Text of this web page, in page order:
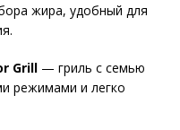
жира, удобный для
Grill — гриль с семью
режимами и легко